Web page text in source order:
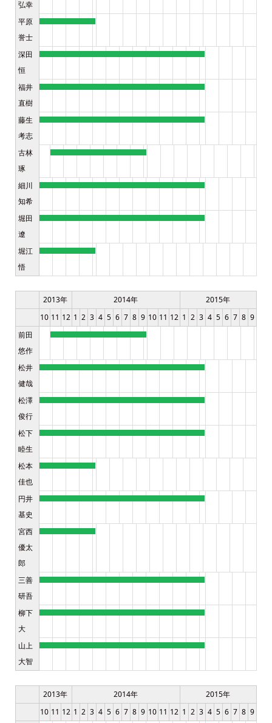
弘幸
平原
誉士
深田
恒
福井
直樹
藤生
考志
古林
琢
細川
知希
堀田
遼
堀江
悟
2013年 2014年
2015年
10 11 12 1 2 3 4 5 6 7 8 9 10 11 12 1 2 3 4 5 6 7 8 9
前田
悠作
松井
健哉
松澤
俊行
松下
睦生
松本
佳也
円井
基史
宮西
優太
郎
三善
研吾
柳下
大
山上
大智
2013年 2014年
2015年
10 11 12 1 2 3 4 5 6 7 8 9 10 11 12 1 2 3 4 5 6 7 8 9